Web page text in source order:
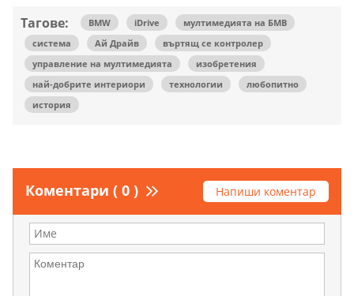
Тагове: BMW iDrive
мултимедията на БМВ
система
Ай Драйв
въртящ се контролер
управление на мултимедията
изобретения
най-добрите интериори
технологии
любопитно
история
Коментари ( 0 ) Напиши коментар